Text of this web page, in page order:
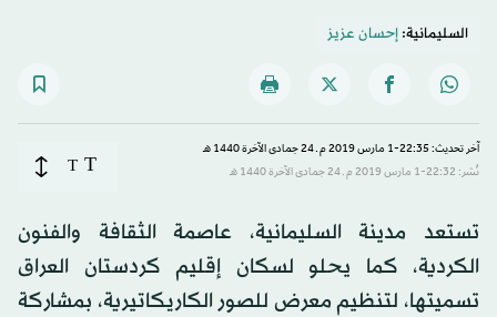
السليمانية:إحسان عزيز
آخر تحديث: 22:35-1 مارس 2019 م ـ 24 جمادى الآخرة 1440 هـ
نُشر: 22:32-1 مارس 2019 م ـ 24 جمادى الآخرة 1440 هـ
T
T
تستعد مدينة السليمانية، عاصمة الثقافة والفنون
الكردية، كما يحلو لسكان إقليم كردستان العراق
تسميتها، لتنظيم معرض للصور الكاريكاتيرية، بمشاركة